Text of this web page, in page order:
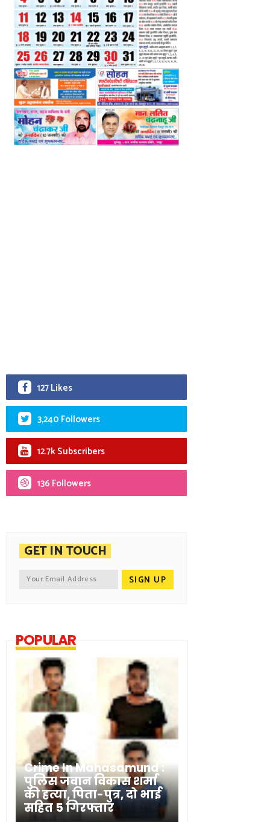
127 Likes
3,240 Followers
12.7k Subscribers
136 Followers
GET IN TOUCH
POPULAR
Crime In Mahasamund :
पुलिस जवान विकास शर्मा
की हत्या, पिता-पुत्र, दो भाई
सहित 5 गिरफ्तार